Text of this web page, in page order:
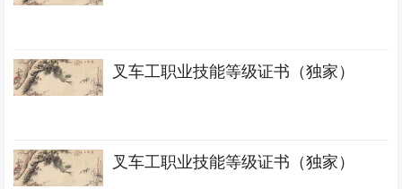
叉车工职业技能等级证书（独家）
叉车工职业技能等级证书（独家）